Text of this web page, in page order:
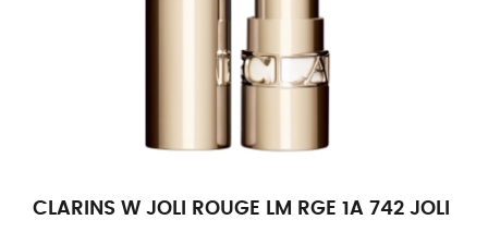
CLARINS W JOLI ROUGE LM RGE 1A 742 JOLI